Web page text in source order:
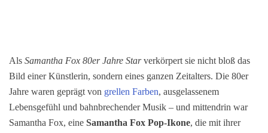
Als Samantha Fox 80er Jahre Starverkörpert sie nicht bloß das
Bild einer Künstlerin, sondern eines ganzen Zeitalters. Die 80er
Jahre waren geprägt von grellen Farben, ausgelassenem
Lebensgefühl und bahnbrechender Musik – und mittendrin war
Samantha Fox, eine Samantha Fox Pop-Ikone, die mit ihrer